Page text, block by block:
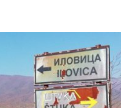
за логистика, односно